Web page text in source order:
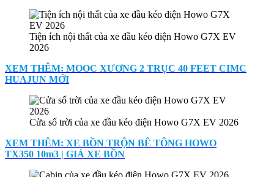
Tiện ích nội thất của xe đầu kéo điện Howo G7X EV
2026
XEM THÊM: MOOC XƯƠNG 2 TRỤC 40 FEET CIMC
HUAJUN MỚI
Cửa sổ trời của xe đầu kéo điện Howo G7X EV 2026
XEM THÊM: XE BỒN TRỘN BÊ TÔNG HOWO
TX350 10m3 | GIÁ XE BỒN